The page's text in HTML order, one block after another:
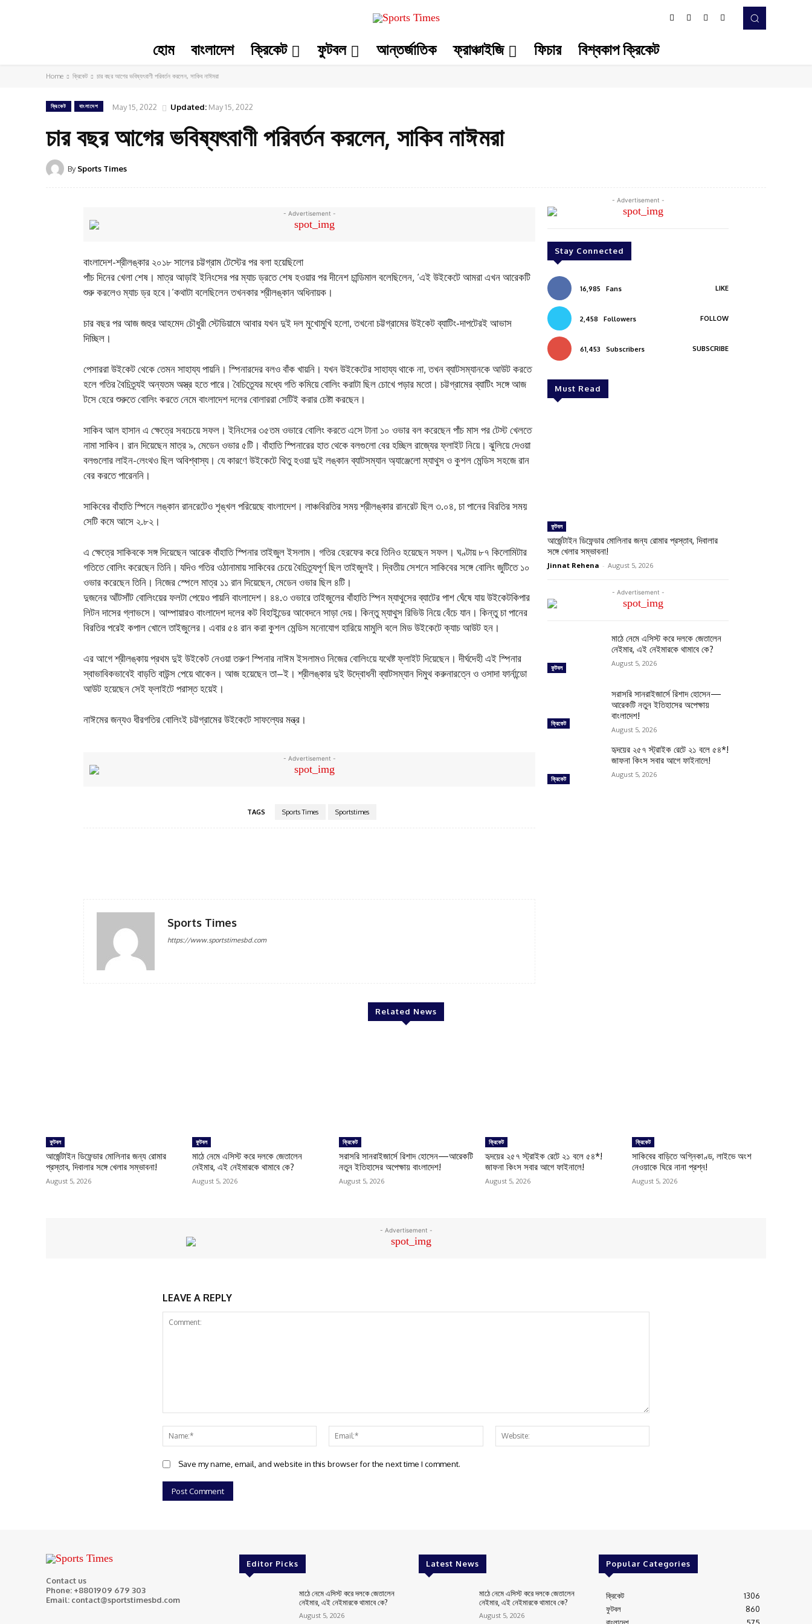
হোম বাংলাদেশ ক্রিকেট ফুটবল আন্তর্জাতিক ফ্রাঞ্চাইজি ফিচার বিশ্বকাপ ক্রিকেট
Home ক্রিকেট চার বছর আগের ভবিষ্যৎবাণী পরিবর্তন করলেন, সাকিব নাঈমরা
ক্রিকেট বাংলাদেশ May 15, 2022 Updated: May 15, 2022
চার বছর আগের ভবিষ্যৎবাণী পরিবর্তন করলেন, সাকিব নাঈমরা
By Sports Times
- Advertisement -
বাংলাদেশ-শ্রীলঙ্কার ২০১৮ সালের চট্টগ্রাম টেস্টের পর বলা হয়েছিলো
পাঁচ দিনের খেলা শেষ। মাত্র আড়াই ইনিংসের পর ম্যাচ ড্রতে শেষ হওয়ার পর দীনেশ চান্ডিমাল বলেছিলেন, ‘এই উইকেটে আমরা এখন আরেকটি
শুরু করলেও ম্যাচ ড্র হবে।’কথাটা বলেছিলেন তখনকার শ্রীলঙ্কান অধিনায়ক।
চার বছর পর আজ জহুর আহমেদ চৌধুরী স্টেডিয়ামে আবার যখন দুই দল মুখোমুখি হলো, তখনো চট্টগ্রামের উইকেট ব্যাটিং-দাপটেরই আভাস
দিচ্ছিল।
পেসাররা উইকেট থেকে তেমন সাহায্য পায়নি। স্পিনারদের বলও বাঁক খায়নি। যখন উইকেটের সাহায্য থাকে না, তখন ব্যাটসম্যানকে আউট করতে
হলে গতির বৈচিত্র্যই অন্যতম অস্ত্র হতে পারে। বৈচিত্র্যের মধ্যে গতি কমিয়ে বোলিং করাটা ছিল চোখে পড়ার মতো। চট্টগ্রামের ব্যাটিং সঙ্গে আজ
টসে হেরে শুরুতে বোলিং করতে নেমে বাংলাদেশ দলের বোলাররা সেটিই করার চেষ্টা করছেন।
সাকিব আল হাসান এ ক্ষেত্রে সবচেয়ে সফল। ইনিংসের ৩৫তম ওভারে বোলিং করতে এসে টানা ১০ ওভার বল করেছেন পাঁচ মাস পর টেস্ট খেলতে
নামা সাকিব। রান দিয়েছেন মাত্র ৯, মেডেন ওভার ৫টি। বাঁহাতি স্পিনারের হাত থেকে বলগুলো বের হচ্ছিল রাজ্যের ফ্লাইট নিয়ে। ঝুলিয়ে দেওয়া
বলগুলোর লাইন-লেংথও ছিল অবিশ্বাস্য। যে কারণে উইকেটে থিতু হওয়া দুই লঙ্কান ব্যাটসম্যান অ্যাঞ্জেলো ম্যাথুস ও কুশল মেন্ডিস সহজে রান
বের করতে পারেননি।
সাকিবের বাঁহাতি স্পিনে লঙ্কান রানরেটেও শৃঙ্খল পরিয়েছে বাংলাদেশ। লাঞ্চবিরতির সময় শ্রীলঙ্কার রানরেট ছিল ৩.০৪, চা পানের বিরতির সময়
সেটি কমে আসে ২.৮২।
এ ক্ষেত্রে সাকিবকে সঙ্গ দিয়েছেন আরেক বাঁহাতি স্পিনার তাইজুল ইসলাম। গতির হেরফের করে তিনিও হয়েছেন সফল। ঘণ্টায় ৮৭ কিলোমিটার
গতিতে বোলিং করেছেন তিনি। যদিও গতির ওঠানামায় সাকিবের চেয়ে বৈচিত্র্যপূর্ণ ছিল তাইজুলই। দ্বিতীয় সেশনে সাকিবের সঙ্গে বোলিং জুটিতে ১০
ওভার করেছেন তিনি। নিজের স্পেলে মাত্র ১১ রান দিয়েছেন, মেডেন ওভার ছিল ৪টি।
দুজনের আঁটসাঁট বোলিংয়ের ফলটা পেয়েও পায়নি বাংলাদেশ। ৪৪.৩ ওভারে তাইজুলের বাঁহাতি স্পিন ম্যাথুসের ব্যাটের পাশ ঘেঁষে যায় উইকেটকিপার
লিটন দাসের গ্লাভসে। আম্পায়ারও বাংলাদেশ দলের কট বিহাইন্ডের আবেদনে সাড়া দেয়। কিন্তু ম্যাথুস রিভিউ নিয়ে বেঁচে যান। কিন্তু চা পানের
বিরতির পরেই কপাল খোলে তাইজুলের। এবার ৫৪ রান করা কুশল মেন্ডিস মনোযোগ হারিয়ে মামুলি বলে মিড উইকেটে ক্যাচ আউট হন।
এর আগে শ্রীলঙ্কায় প্রথম দুই উইকেট নেওয়া তরুণ স্পিনার নাঈম ইসলামও নিজের বোলিংয়ে যথেষ্ট ফ্লাইট দিয়েছেন। দীর্ঘদেহী এই স্পিনার
স্বাভাবিকভাবেই বাড়তি বাউন্স পেয়ে থাকেন। আজ হয়েছেন তা–ই। শ্রীলঙ্কার দুই উদ্বোধনী ব্যাটসম্যান দিমুথ করুনারত্নে ও ওসাদা ফার্নান্ডো
আউট হয়েছেন সেই ফ্লাইটে পরাস্ত হয়েই।
নাঈমের জন্যও ধীরগতির বোলিংই চট্টগ্রামের উইকেটে সাফল্যের মন্ত্র।
- Advertisement -
TAGS Sports Times Sportstimes
Sports Times
https://www.sportstimesbd.com
- Advertisement -
Stay Connected
16,985 Fans LIKE
2,458 Followers FOLLOW
61,453 Subscribers SUBSCRIBE
Must Read
ফুটবল
আর্জেন্টাইন ডিফেন্ডার মোলিনার জন্য রোমার প্রস্তাব, দিবালার
সঙ্গে খেলার সম্ভাবনা!
Jinnat Rehena - August 5, 2026
- Advertisement -
ফুটবল
মাঠে নেমে এসিস্ট করে দলকে জেতালেন
নেইমার, এই নেইমারকে থামাবে কে?
August 5, 2026
ক্রিকেট
সরাসরি সানরাইজার্সে রিশাদ হোসেন—
আরেকটি নতুন ইতিহাসের অপেক্ষায়
বাংলাদেশ!
August 5, 2026
ক্রিকেট
হৃদয়ের ২৫৭ স্ট্রাইক রেটে ২১ বলে ৫৪*!
জাফনা কিংস সবার আগে ফাইনালে!
August 5, 2026
Related News
ফুটবল
আর্জেন্টাইন ডিফেন্ডার মোলিনার জন্য রোমার
প্রস্তাব, দিবালার সঙ্গে খেলার সম্ভাবনা!
August 5, 2026
ফুটবল
মাঠে নেমে এসিস্ট করে দলকে জেতালেন
নেইমার, এই নেইমারকে থামাবে কে?
August 5, 2026
ক্রিকেট
সরাসরি সানরাইজার্সে রিশাদ হোসেন—আরেকটি
নতুন ইতিহাসের অপেক্ষায় বাংলাদেশ!
August 5, 2026
ক্রিকেট
হৃদয়ের ২৫৭ স্ট্রাইক রেটে ২১ বলে ৫৪*!
জাফনা কিংস সবার আগে ফাইনালে!
August 5, 2026
ক্রিকেট
সাকিবের বাড়িতে অগ্নিকাণ্ড, লাইভে অংশ
নেওয়াকে ঘিরে নানা প্রশ্ন!
August 5, 2026
- Advertisement -
LEAVE A REPLY
Comment:
Name:*
Email:* Website:
Save my name, email, and website in this browser for the next time I comment.
Contact us
Phone: +8801909 679 303
Email: contact@sportstimesbd.com
Editor Picks
মাঠে নেমে এসিস্ট করে দলকে জেতালেন
নেইমার, এই নেইমারকে থামাবে কে?
August 5, 2026
Latest News
মাঠে নেমে এসিস্ট করে দলকে জেতালেন
নেইমার, এই নেইমারকে থামাবে কে?
August 5, 2026
Popular Categories
ক্রিকেট
1306
ফুটবল
860